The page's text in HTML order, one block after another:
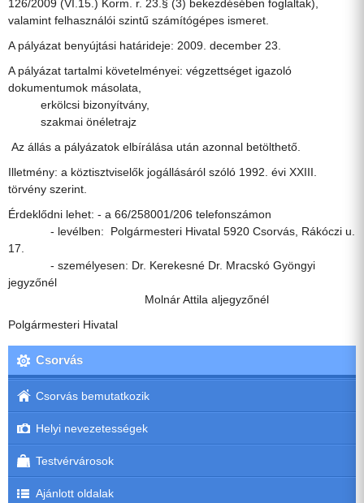
126/2009 (VI.15.) Korm. r. 23.§ (3) bekezdésében foglaltak),
valamint felhasználói szintű számítógépes ismeret.
A pályázat benyújtási határideje: 2009. december 23.
A pályázat tartalmi követelményei: végzettséget igazoló
dokumentumok másolata,
erkölcsi bizonyítvány,
szakmai önéletrajz
Az állás a pályázatok elbírálása után azonnal betölthető.
Illetmény: a köztisztviselők jogállásáról szóló 1992. évi XXIII.
törvény szerint.
Érdeklődni lehet: - a 66/258001/206 telefonszámon
- levélben: Polgármesteri Hivatal 5920 Csorvás, Rákóczi u.
17.
- személyesen: Dr. Kerekesné Dr. Mracskó Gyöngyi
jegyzőnél
Molnár Attila aljegyzőnél
Polgármesteri Hivatal
Csorvás
Csorvás bemutatkozik
Helyi nevezetességek
Testvérvárosok
Ajánlott oldalak